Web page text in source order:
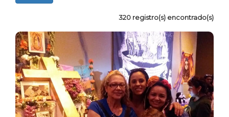
320 registro(s) encontrado(s)